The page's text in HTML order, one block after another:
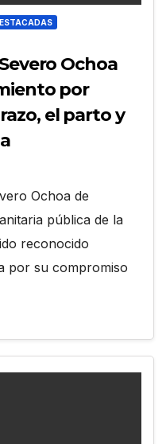
Ochoa
por
el parto y
Ochoa de
pública de la
reconocido
por su compromiso